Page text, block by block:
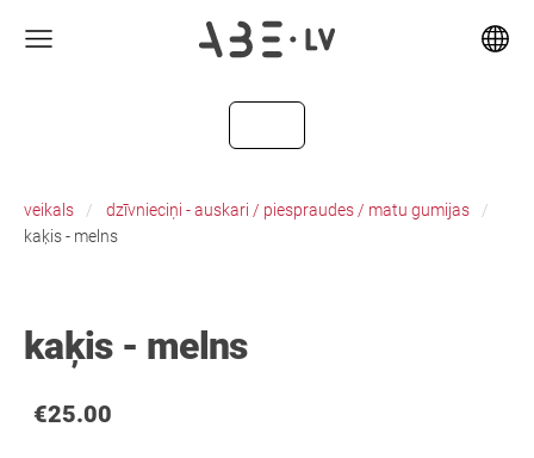
veikals
dzīvnieciņi - auskari / piespraudes / matu gumijas
kaķis - melns
kaķis - melns
€25.00